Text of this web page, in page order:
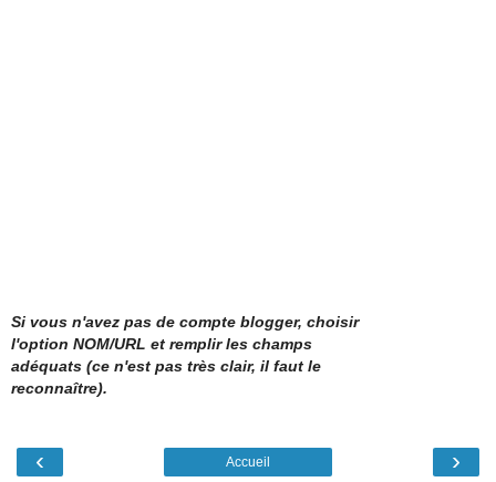
Si vous n'avez pas de compte blogger, choisir
l'option NOM/URL et remplir les champs
adéquats (ce n'est pas très clair, il faut le
reconnaître).
‹ ›
Accueil